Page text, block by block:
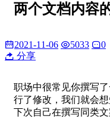
两个文档内容
2021-11-06 5033
0
分享
职场中很常见你撰写
行了修改，我们就会
下次自己在撰写同类文